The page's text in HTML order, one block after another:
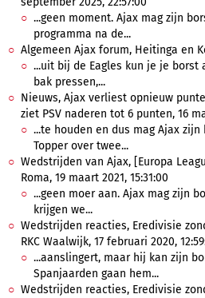
...geen moment. Ajax mag zijn
programma na de...
Algemeen Ajax forum, Heitinga en
...uit bij de Eagles kun je je borst
bak pressen,...
Nieuws, Ajax verliest opnieuw
ziet PSV naderen tot 6 punten, 16
...te houden en dus mag Ajax zijn
Topper over twee...
Wedstrijden van Ajax, [Europa
Roma, 19 maart 2021, 15:31:00
...geen moer aan. Ajax mag zijn
krijgen we...
Wedstrijden reacties, Eredivisie
RKC Waalwijk, 17 februari 2020,
...aanslingert, maar hij kan zijn
Spanjaarden gaan hem...
Wedstrijden reacties, Eredivisie